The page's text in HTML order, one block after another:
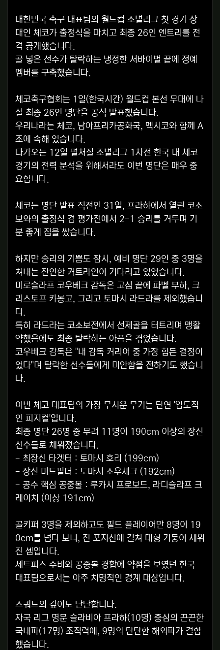
대한민국 축구 대표팀의 월드컵 조별리그 첫 경기 상
대인 체코가 출정식을 마치고 최종 26인 엔트리를 전
격 공개했습니다.
골 넣은 선수가 탈락하는 냉정한 서바이벌 끝에 정예
멤버를 구축했습니다.
체코축구협회는 1일(한국시간) 월드컵 본선 무대에 나
설 최종 26인 명단을 공식 발표했습니다.
우리나라는 체코, 남아프리카공화국, 멕시코와 함께 A
조에 속해 있습니다.
다가오는 12일 펼쳐질 조별리그 1차전 한국 대 체코
경기의 전력 분석을 위해서라도 이번 명단은 매우 중
요합니다.
체코는 명단 발표 직전인 31일, 프라하에서 열린 코소
보와의 출정식 겸 평가전에서 2-1 승리를 거두며 기
분 좋게 짐을 쌌습니다.
하지만 승리의 기쁨도 잠시, 예비 명단 29인 중 3명을
쳐내는 잔인한 커트라인이 기다리고 있었습니다.
미로슬라프 코우베크 감독은 고심 끝에 파벨 부하, 크
리스토프 카봉고, 그리고 토마시 라드라를 제외했습니
다.
특히 라드라는 코소보전에서 선제골을 터트리며 맹활
약했음에도 최종 탈락하는 아픔을 겪었습니다.
코우베크 감독은 "내 감독 커리어 중 가장 힘든 결정이
었다"며 탈락한 선수들에게 미안함을 전하기도 했습니
다.
이번 체코 대표팀의 가장 무서운 무기는 단연 '압도적
인 피지컬'입니다.
최종 명단 26명 중 무려 11명이 190cm 이상의 장신
선수들로 채워졌습니다.
- 최장신 타겟터 : 토마시 호리 (199cm)
- 장신 미드필더 : 토마시 소우체크 (192cm)
- 공수 핵심 공중볼 : 루카시 프로보드, 라디슬라프 크
레이치 (이상 191cm)
골키퍼 3명을 제외하고도 필드 플레이어만 8명이 19
0cm를 넘다 보니, 전 포지션에 걸쳐 대형 기둥이 세워
진 셈입니다.
세트피스 수비와 공중볼 경합에 약점을 보였던 한국
대표팀으로서는 아주 치명적인 경계 대상입니다.
스쿼드의 깊이도 단단합니다.
자국 리그 명문 슬라비아 프라하(10명) 중심의 끈끈한
국내파(17명) 조직력에, 9명의 탄탄한 해외파가 결합
했습니다.